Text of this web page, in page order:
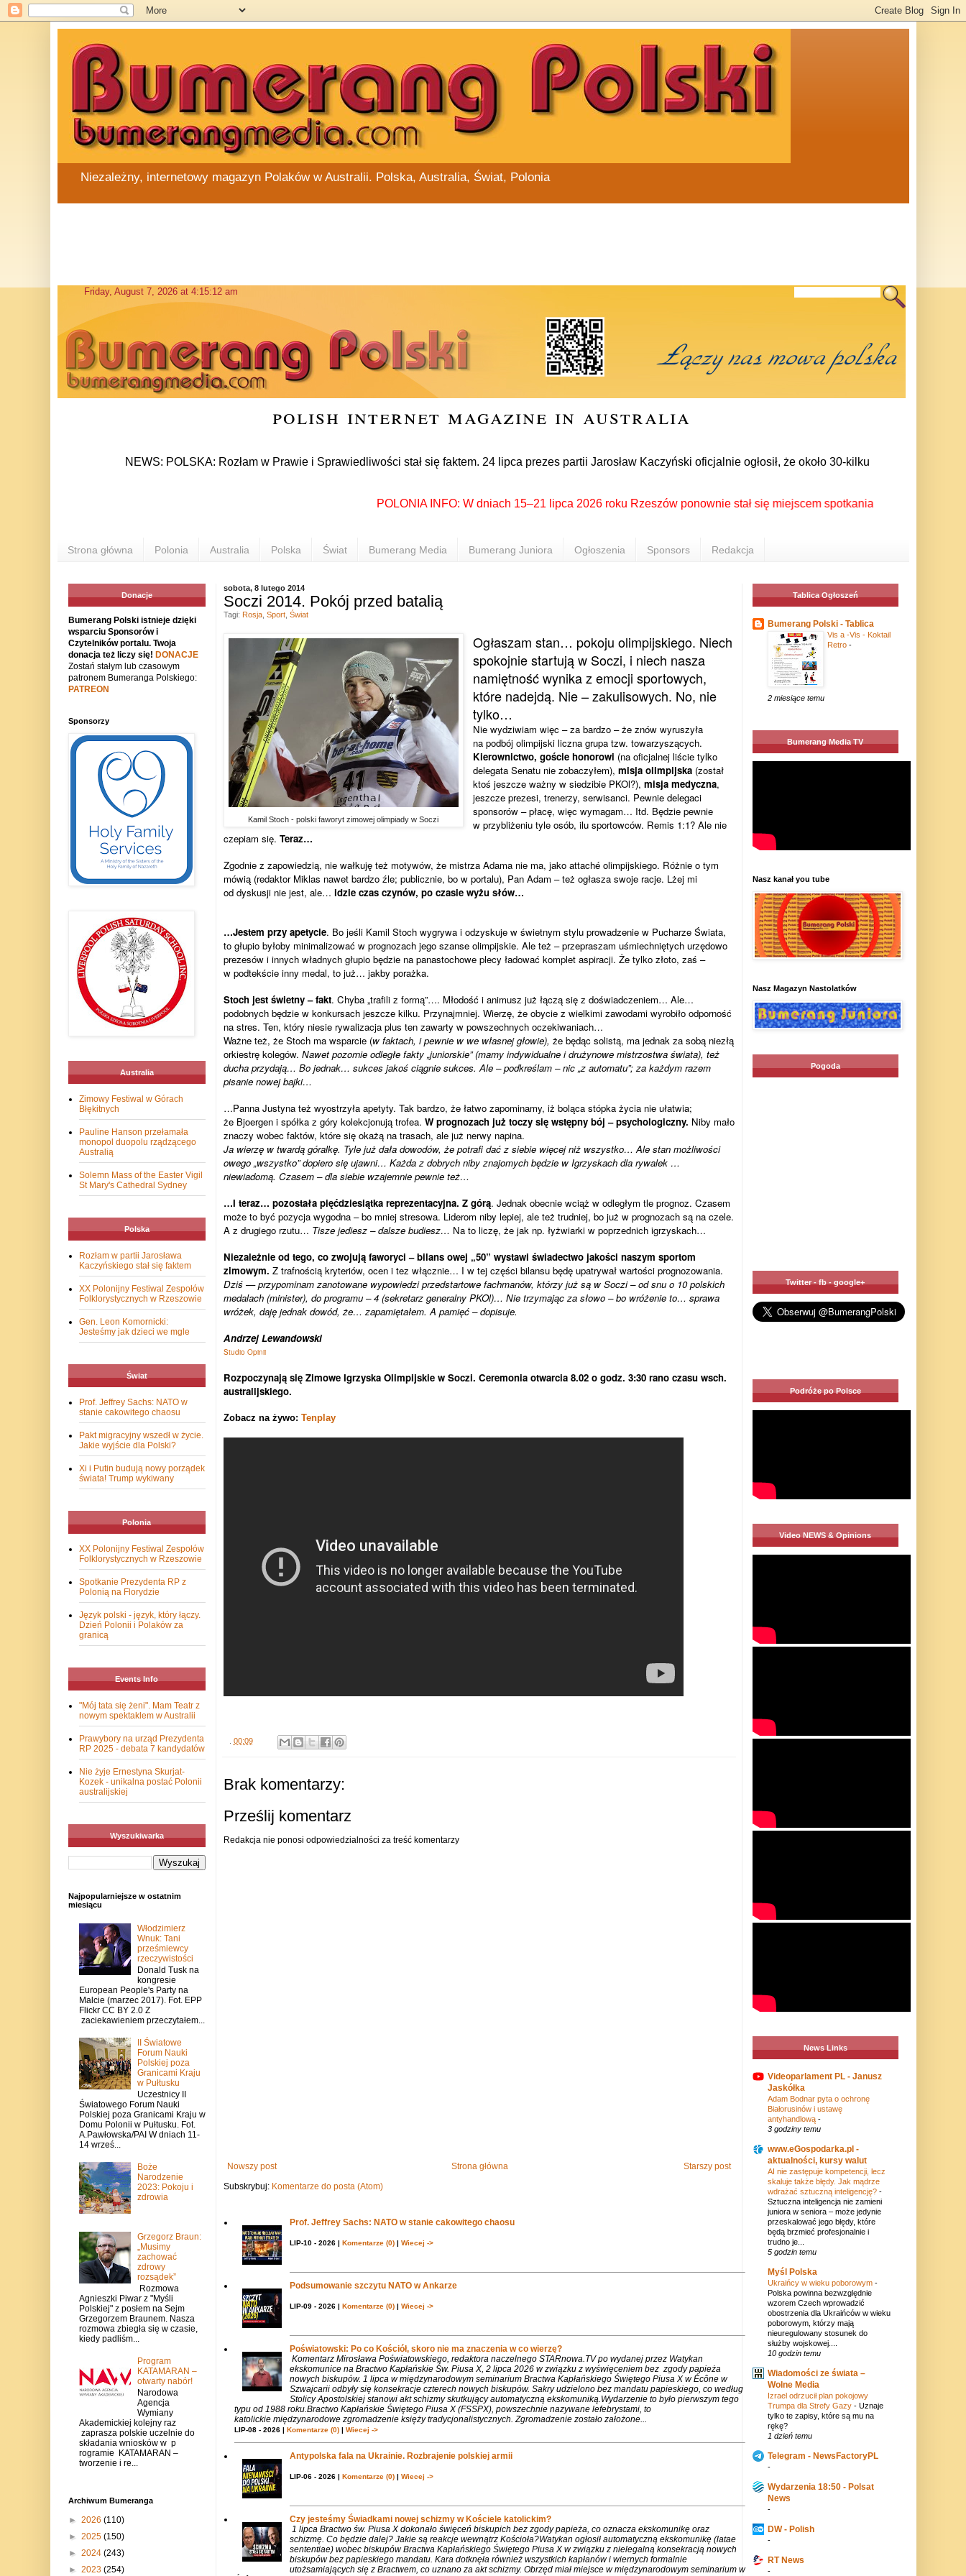
Niezależny, internetowy magazyn Polaków w Australii. Polska, Australia, Świat, Polonia
polish internet magazine in australia
NEWS: POLSKA: Rozłam w Prawie i Sprawiedliwości stał się faktem. 24 lipca prezes partii Jarosław Kaczyński oficjalnie ogłosił, że około 30-kilku posłów
POLONIA INFO: W dniach 15–21 lipca 2026 roku Rzeszów ponownie stał się miejscem spotkania Polonii z
Strona główna Polonia Australia Polska Świat Bumerang Media Bumerang Juniora Ogłoszenia Sponsors Redakcja
sobota, 8 lutego 2014
Soczi 2014. Pokój przed batalią
Kamil Stoch - polski faworyt zimowej olimpiady w Soczi
Ogłaszam stan… pokoju olimpijskiego. Niech
spokojnie startują w Soczi, i niech nasza
namiętność wynika z emocji sportowych,
które nadejdą. Nie – zakulisowych. No, nie
tylko…
Nie wydziwiam więc – za bardzo – że znów wyruszyła
na podbój olimpijski liczna grupa tzw. towarzyszących.
Kierownictwo, goście honorowi (na oficjalnej liście tylko
delegata Senatu nie zobaczyłem), misja olimpijska(został
ktoś jeszcze ważny w siedzibie PKOl?), misja medyczna,
jeszcze prezesi, trenerzy, serwisanci. Pewnie delegaci
sponsorów – płacę, więc wymagam… Itd. Będzie pewnie
w przybliżeniu tyle osób, ilu sportowców. Remis 1:1? Ale nie
czepiam się. Teraz…
Zgodnie z zapowiedzią, nie wałkuję też motywów, że mistrza Adama nie ma, jako attaché olimpijskiego. Różnie o tym
mówią (redaktor Miklas nawet bardzo źle; publicznie, bo w portalu), Pan Adam – też ogłasza swoje racje. Lżej mi
od dyskusji nie jest, ale… idzie czas czynów, po czasie wyżu słów…
…Jestem przy apetycie. Bo jeśli Kamil Stoch wygrywa i odzyskuje w świetnym stylu prowadzenie w Pucharze Świata,
to głupio byłoby minimalizować w prognozach jego szanse olimpijskie. Ale też – przepraszam uśmiechniętych urzędowo
prezesów i innych władnych głupio będzie na panastochowe plecy ładować komplet aspiracji. Że tylko złoto, zaś –
w podtekście inny medal, to już… jakby porażka.
Stoch jest świetny – fakt. Chyba „trafili z formą”…. Młodość i animusz już łączą się z doświadczeniem… Ale…
podobnych będzie w konkursach jeszcze kilku. Przynajmniej. Wierzę, że obycie z wielkimi zawodami wyrobiło odporność
na stres. Ten, który niesie rywalizacja plus ten zawarty w powszechnych oczekiwaniach…
Ważne też, że Stoch ma wsparcie (w faktach, i pewnie w we własnej głowie), że będąc solistą, ma jednak za sobą niezłą
orkiestrę kolegów. Nawet pozornie odległe fakty „juniorskie” (mamy indywidualne i drużynowe mistrzostwa świata), też
ducha przydają… Bo jednak… sukces jakoś ciągnie sukces. Ale – podkreślam – nic „z automatu”; za każdym razem
pisanie nowej bajki…
…Panna Justyna też wyostrzyła apetyty. Tak bardzo, że łatwo zapominamy, iż boląca stópka życia nie ułatwia;
że Bjoergen i spółka z góry kolekcjonują trofea. W prognozach już toczy się wstępny bój – psychologiczny. Niby mało
znaczy wobec faktów, które się okażą na trasach, ale już nerwy napina.
Ja wierzę w twardą góralkę. Tyle już dała dowodów, że potrafi dać z siebie więcej niż wszystko… Ale stan możliwości
owego „wszystko” dopiero się ujawni… Każda z dobrych niby znajomych będzie w Igrzyskach dla rywalek …
niewiadomą. Czasem – dla siebie wzajemnie pewnie też…
…I teraz… pozostała pięćdziesiątka reprezentacyjna. Z górą. Jednak obecnie wciąż w odległym tle prognoz. Czasem
może to być pozycja wygodna – bo mniej stresowa. Liderom niby lepiej, ale też trudniej, bo już w prognozach są na czele.
A z drugiego rzutu… Tisze jediesz – dalsze budiesz… Na to liczę, że jak np. łyżwiarki w poprzednich igrzyskach…
Niezależnie od tego, co zwojują faworyci – bilans owej „50” wystawi świadectwo jakości naszym sportom
zimowym. Z trafnością kryteriów, ocen i tez włącznie… I w tej części bilansu będę upatrywał wartości prognozowania.
Dziś — przypominam zanotowane wypowiedzi przedstartowe fachmanów, którzy już są w Soczi – od snu o 10 polskich
medalach (minister), do programu – 4 (sekretarz generalny PKOl)… Nie trzymając za słowo – bo wróżenie to… sprawa
wróżek, daję jednak dowód, że… zapamiętałem. A pamięć – dopisuje.
Andrzej Lewandowski
Studio Opinii
Rozpoczynają się Zimowe Igrzyska Olimpijskie w Soczi. Ceremonia otwarcia 8.02 o godz. 3:30 rano czasu wsch.
australijskiego.
Zobacz na żywo: Tenplay
. 00:09
Tagi: Rosja, Sport, Świat
Brak komentarzy:
Prześlij komentarz
Redakcja nie ponosi odpowiedzialności za treść komentarzy
Nowszy post Starszy post
Strona główna
Subskrybuj: Komentarze do posta (Atom)
Prof. Jeffrey Sachs: NATO w stanie cakowitego chaosu
LIP-10 - 2026 | Komentarze (0)| Wiecej ->
Podsumowanie szczytu NATO w Ankarze
LIP-09 - 2026 | Komentarze (0)| Wiecej ->
Poświatowski: Po co Kościół, skoro nie ma znaczenia w co wierzę?
Komentarz Mirosława Poświatowskiego, redaktora naczelnego STARnowa.TV po wydanej przez Watykan
ekskomunice na Bractwo Kapłańskie Św. Piusa X, 2 lipca 2026 w związku z wyświęceniem bez zgody papieża
nowych biskupów. 1 lipca w międzynarodowym seminarium Bractwa Kapłańskiego Świętego Piusa X w Écône w
Szwajcarii odbyły się konsekracje czterech nowych biskupów. Sakry udzielono bez mandatu papieskiego, co według
Stolicy Apostolskiej stanowi akt schizmy skutkujący automatyczną ekskomuniką.Wydarzenie to było pierwszym tego
typu od 1988 roku.Bractwo Kapłańskie Świętego Piusa X (FSSPX), powszechnie nazywane lefebrystami, to
katolickie międzynarodowe zgromadzenie księży tradycjonalistycznych. Zgromadzenie zostało założone...
LIP-08 - 2026 | Komentarze (0)| Wiecej ->
Antypolska fala na Ukrainie. Rozbrajenie polskiej armii
LIP-06 - 2026 | Komentarze (0)| Wiecej ->
Czy jesteśmy Świadkami nowej schizmy w Kościele katolickim?
1 lipca Bractwo św. Piusa X dokonało święceń biskupich bez zgody papieża, co oznacza ekskomunikę oraz
schizmę. Co będzie dalej? Jakie są reakcje wewnątrz Kościoła?Watykan ogłosił automatyczną ekskomunikę (latae
sententiae) wobec biskupów Bractwa Kapłańskiego Świętego Piusa X w związku z nielegalną konsekracją nowych
biskupów bez papieskiego mandatu. Kara dotknęła również wszystkich kapłanów i wiernych formalnie
utożsamiających się z Bractwem, co uznano za akt schizmy. Obrzęd miał miejsce w międzynarodowym seminarium w
Donacje
Bumerang Polski istnieje dzięki
wsparciu Sponsorów i
Czytelników portalu. Twoja
donacja też liczy się! DONACJE
Zostań stałym lub czasowym
patronem Bumeranga Polskiego:
PATREON
Sponsorzy
Australia
Zimowy Festiwal w Górach
Błękitnych
Pauline Hanson przełamała
monopol duopolu rządzącego
Australią
Solemn Mass of the Easter Vigil
St Mary's Cathedral Sydney
Polska
Rozłam w partii Jarosława
Kaczyńskiego stał się faktem
XX Polonijny Festiwal Zespołów
Folklorystycznych w Rzeszowie
Gen. Leon Komornicki:
Jesteśmy jak dzieci we mgle
Świat
Prof. Jeffrey Sachs: NATO w
stanie cakowitego chaosu
Pakt migracyjny wszedł w życie.
Jakie wyjście dla Polski?
Xi i Putin budują nowy porządek
świata! Trump wykiwany
Polonia
XX Polonijny Festiwal Zespołów
Folklorystycznych w Rzeszowie
Spotkanie Prezydenta RP z
Polonią na Florydzie
Język polski - język, który łączy.
Dzień Polonii i Polaków za
granicą
Events Info
"Mój tata się żeni". Mam Teatr z
nowym spektaklem w Australii
Prawybory na urząd Prezydenta
RP 2025 - debata 7 kandydatów
Nie żyje Ernestyna Skurjat-
Kozek - unikalna postać Polonii
australijskiej
Wyszukiwarka
Najpopularniejsze w ostatnim
miesiącu
Włodzimierz
Wnuk: Tani
prześmiewcy
rzeczywistości
Donald Tusk na
kongresie
European People's Party na
Malcie (marzec 2017). Fot. EPP
Flickr CC BY 2.0 Z
zaciekawieniem przeczytałem...
II Światowe
Forum Nauki
Polskiej poza
Granicami Kraju
w Pułtusku
Uczestnicy II
Światowego Forum Nauki
Polskiej poza Granicami Kraju w
Domu Polonii w Pułtusku. Fot.
A.Pawłowska/PAI W dniach 11-
14 wrześ...
Boże
Narodzenie
2023: Pokoju i
zdrowia
Grzegorz Braun:
„Musimy
zachować
zdrowy
rozsądek”
Rozmowa
Agnieszki Piwar z "Myśli
Polskiej" z posłem na Sejm
Grzegorzem Braunem. Nasza
rozmowa zbiegła się w czasie,
kiedy padliśm...
Program
KATAMARAN –
otwarty nabór!
Narodowa
Agencja
Wymiany
Akademickiej kolejny raz
zaprasza polskie uczelnie do
składania wniosków w p
rogramie KATAMARAN –
tworzenie i re...
Archiwum Bumeranga
► 2026 (110)
► 2025 (150)
► 2024 (243)
► 2023 (254)
Tablica Ogłoszeń
Bumerang Polski - Tablica
Vis a -Vis - Koktail
Retro -
2 miesiące temu
Bumerang Media TV
Nasz kanał you tube
Nasz Magazyn Nastolatków
Pogoda
Twitter - fb - google+
Podróże po Polsce
Video NEWS & Opinions
News Links
Videoparlament PL - Janusz
Jaskółka
Adam Bodnar pyta o ochronę
Białorusinów i ustawę
antyhandlową -
3 godziny temu
www.eGospodarka.pl -
aktualności, kursy walut
AI nie zastępuje kompetencji, lecz
skaluje także błędy. Jak mądrze
wdrażać sztuczną inteligencję? -
Sztuczna inteligencja nie zamieni
juniora w seniora – może jedynie
przeskalować jego błędy, które
będą brzmieć profesjonalnie i
trudno je...
5 godzin temu
Myśl Polska
Ukraińcy w wieku poborowym -
Polska powinna bezwzględnie
wzorem Czech wprowadzić
obostrzenia dla Ukraińców w wieku
poborowym, którzy mają
nieuregulowany stosunek do
służby wojskowej....
10 godzin temu
Wiadomości ze świata –
Wolne Media
Izrael odrzucił plan pokojowy
Trumpa dla Strefy Gazy - Uznaje
tylko te zapisy, które są mu na
rękę?
1 dzień temu
Telegram - NewsFactoryPL
-
Wydarzenia 18:50 - Polsat
News
-
DW - Polish
-
RT News
-